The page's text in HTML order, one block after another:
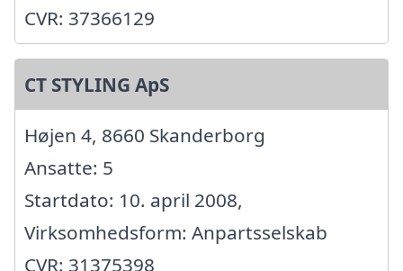
CVR: 37366129
CT STYLING ApS
Højen 4, 8660 Skanderborg
Ansatte: 5
Startdato: 10. april 2008,
Virksomhedsform: Anpartsselskab
CVR: 31375398